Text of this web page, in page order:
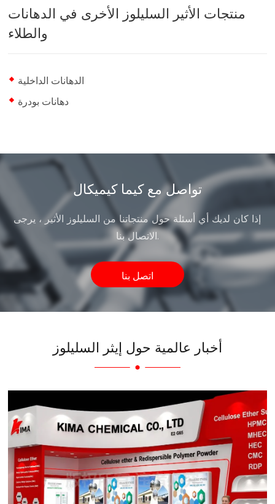
منتجات الأثير السليلوز الأخرى في الدهانات
والطلاء
الدهانات الداخلية
دهانات بودرة
تواصل مع كيما كيميكال
إذا كان لديك أي أسئلة حول منتجاتنا من السليلوز الأثير ، يرجى
الاتصال بنا.
اتصل بنا
أخبار عالمية حول إيثر السليلوز